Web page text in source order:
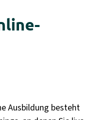
Ausbildung besteht